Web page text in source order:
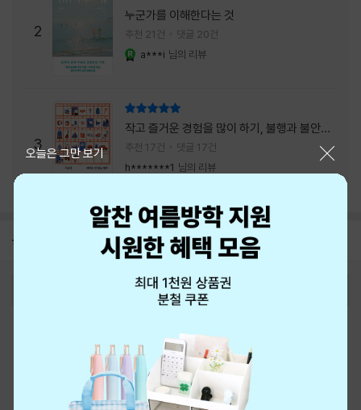
2
누군가를 이해한다는 것
추천 21건 댓글 20건
a***i 님의 리뷰
3
작고 즐거운 경험을 많이 하기, 불행과 불안을
회피하지 말기, 그리고 좋은 사람을 많이 만나
기.
추천 17건
댓글 17건
h*******1 님의 리뷰
공지 8월 신용카드 무이자할부 안내
오늘은 그만 보기
최근 본 상품
eBook 1:1문의/채팅상담
예스이십사(주) 사업자 정보
이용약관
개인정보처리방침
청소년보호정책
PC버전
회사소개 거래처관계자께